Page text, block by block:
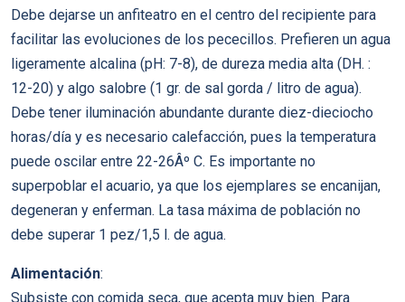
Debe dejarse un anfiteatro en el centro del recipiente para
facilitar las evoluciones de los pececillos. Prefieren un agua
ligeramente alcalina (pH: 7-8), de dureza media alta (DH. :
12-20) y algo salobre (1 gr. de sal gorda / litro de agua).
Debe tener iluminación abundante durante diez-dieciocho
horas/día y es necesario calefacción, pues la temperatura
puede oscilar entre 22-26Âº C. Es importante no
superpoblar el acuario, ya que los ejemplares se encanijan,
degeneran y enferman. La tasa máxima de población no
debe superar 1 pez/1,5 l. de agua.
Alimentación:
Subsiste con comida seca, que acepta muy bien. Para